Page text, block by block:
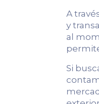
A
y
al
Si